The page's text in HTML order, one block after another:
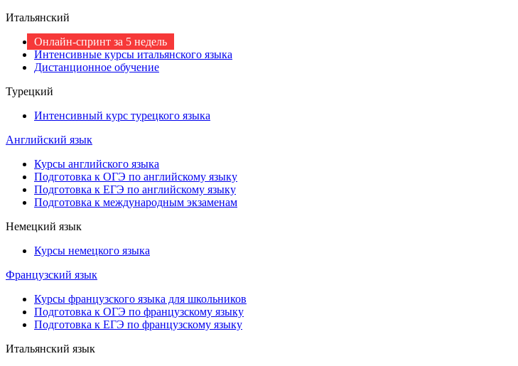
Итальянский
Онлайн-спринт за 5 недель
Интенсивные курсы итальянского языка
Дистанционное обучение
Турецкий
Интенсивный курс турецкого языка
Английский язык
Курсы английского языка
Подготовка к ОГЭ по английскому языку
Подготовка к ЕГЭ по английскому языку
Подготовка к международным экзаменам
Немецкий язык
Курсы немецкого языка
Французский язык
Курсы французского языка для школьников
Подготовка к ОГЭ по французскому языку
Подготовка к ЕГЭ по французскому языку
Итальянский язык